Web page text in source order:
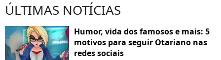
ÚLTIMAS NOTÍCIAS
Humor, vida dos famosos e mais: 5
motivos para seguir Otariano nas
redes sociais